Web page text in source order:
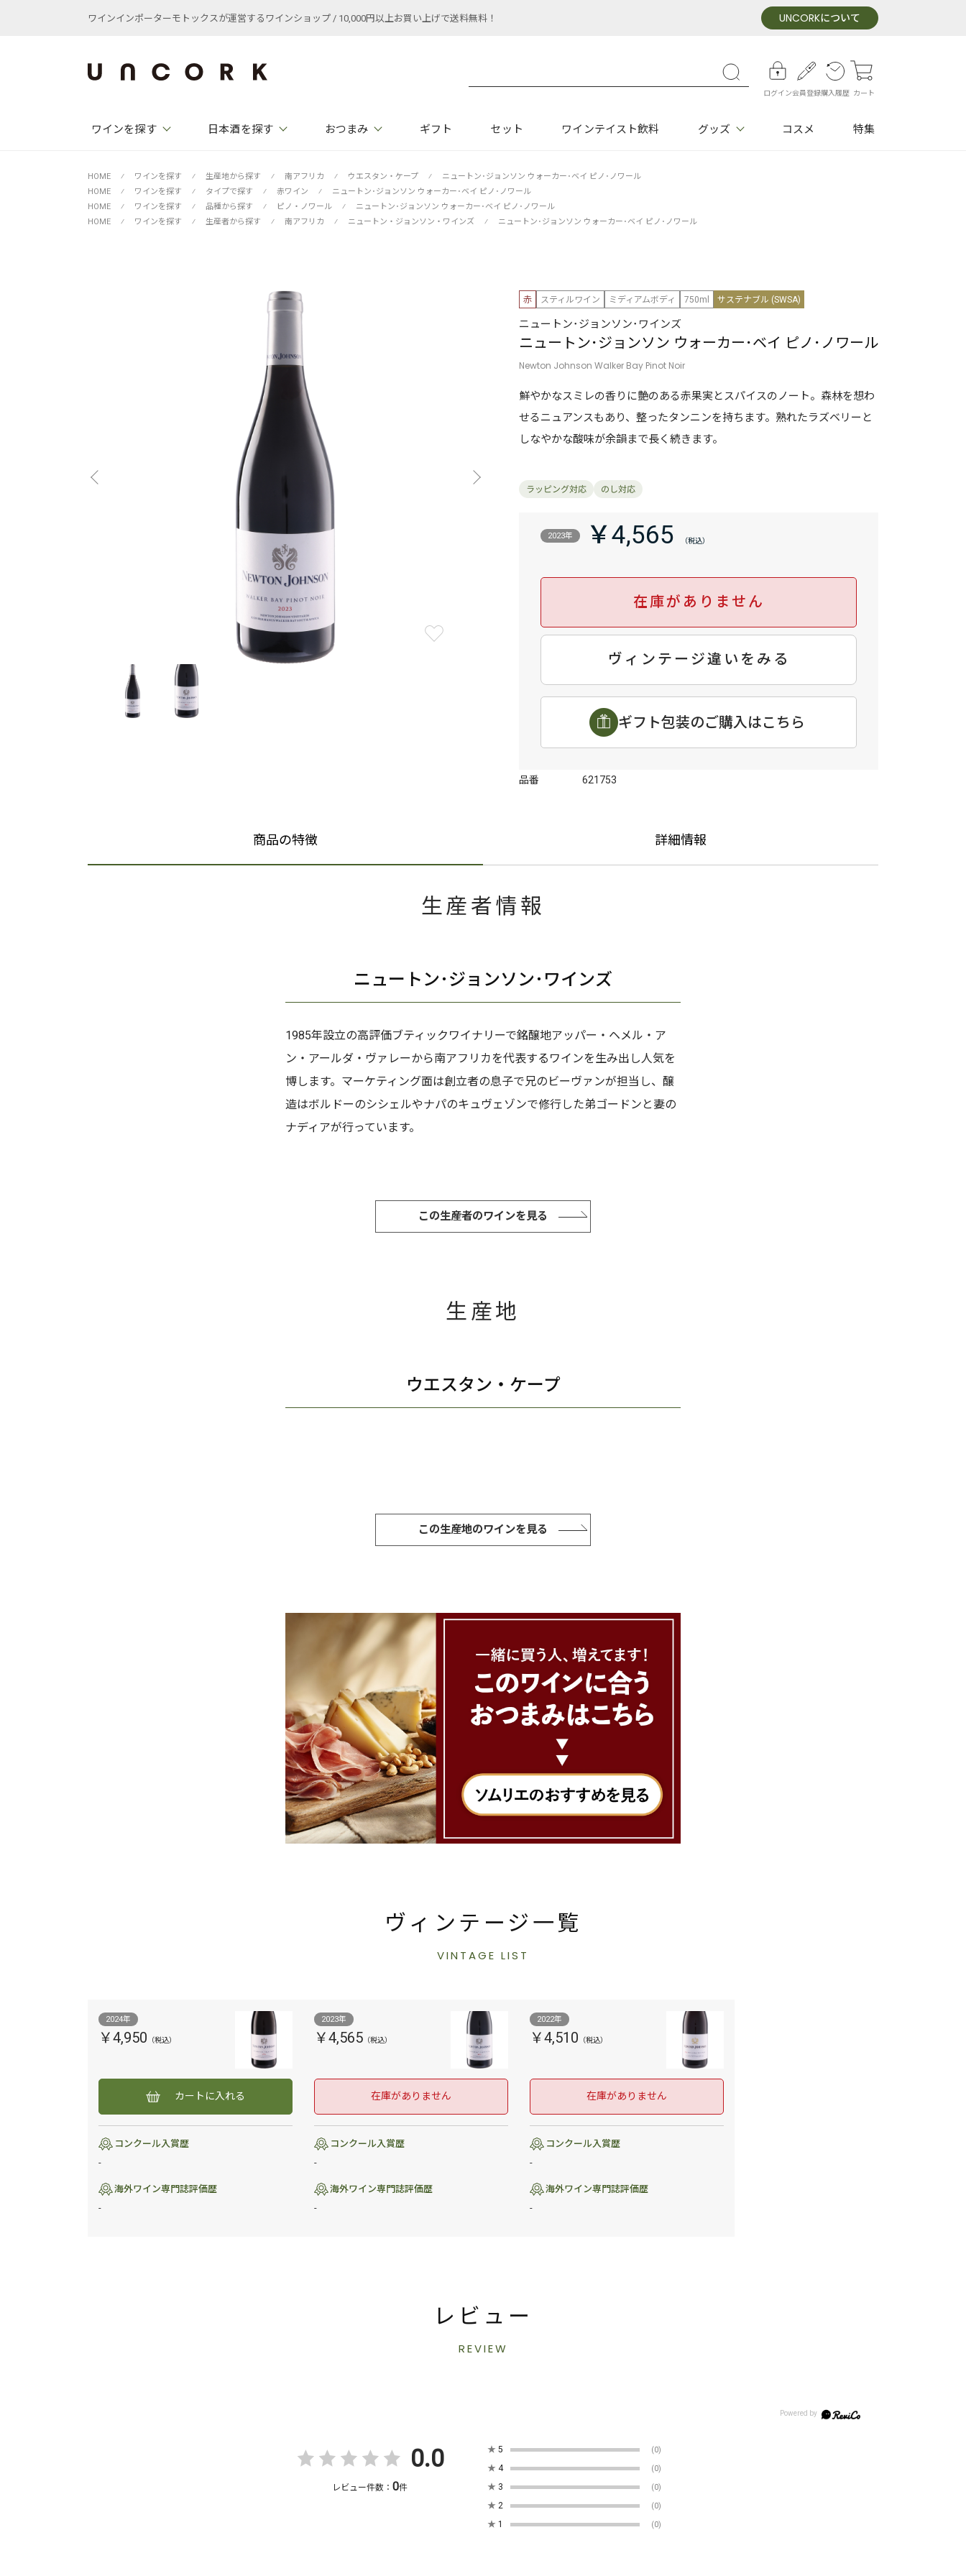
ワインインポーターモトックスが運営するワインショップ / 10,000円以上お買い上げで送料無料！ UNCORKについて
ログイン会員登録購入履歴 カート
ワインを探す 日本酒を探す おつまみ ギフト セット ワインテイスト飲料 グッズ コスメ 特集
HOME ⁄ ワインを探す ⁄ 生産地から探す ⁄ 南アフリカ ⁄ ウエスタン・ケープ ⁄
ニュートン･ジョンソン ウォーカー･ベイ ピノ･ノワール
HOME
⁄ ワインを探す ⁄ タイプで探す ⁄ 赤ワイン ⁄
ニュートン･ジョンソン ウォーカー･ベイ ピノ･ノワール
HOME
⁄ ワインを探す ⁄ 品種から探す ⁄ ピノ・ノワール ⁄
ニュートン･ジョンソン ウォーカー･ベイ ピノ･ノワール
HOME
⁄ ワインを探す ⁄ 生産者から探す ⁄ 南アフリカ ⁄ ニュートン・ジョンソン・ワインズ ⁄ ニュートン･ジョンソン ウォーカー･ベイ ピノ･ノワール
赤 スティルワイン ミディアムボディ 750ml サステナブル (SWSA)
ニュートン･ジョンソン･ワインズ
ニュートン･ジョンソン ウォーカー･ベイ ピノ･ノワール
Newton Johnson Walker Bay Pinot Noir
鮮やかなスミレの香りに艶のある赤果実とスパイスのノート。森林を想わ
せるニュアンスもあり、整ったタンニンを持ちます。熟れたラズベリーと
しなやかな酸味が余韻まで長く続きます。
2023年 ￥4,565
在庫がありません
ヴィンテージ違いをみる
ギフト包装のご購入はこちら
品番 621753
商品の特徴 詳細情報
生産者情報
ニュートン･ジョンソン･ワインズ
1985年設立の高評価ブティックワイナリーで銘醸地アッパー・ヘメル・ア
ン・アールダ・ヴァレーから南アフリカを代表するワインを生み出し人気を
博します。マーケティング面は創立者の息子で兄のビーヴァンが担当し、醸
造はボルドーのシシェルやナパのキュヴェゾンで修行した弟ゴードンと妻の
ナディアが行っています。
この生産者のワインを見る
生産地
ウエスタン・ケープ
この生産地のワインを見る
ヴィンテージ一覧
VINTAGE LIST
2024年
￥4,950
カートに入れる
コンクール入賞歴
-
海外ワイン専門誌評価歴
-
2023年
￥4,565
在庫がありません
コンクール入賞歴
-
海外ワイン専門誌評価歴
-
2022年
￥4,510
在庫がありません
コンクール入賞歴
-
海外ワイン専門誌評価歴
-
レビュー
REVIEW
0.0
レビュー件数： 0件
★ 5 (0)
★ 4 (0)
★ 3 (0)
★ 2 (0)
★ 1 (0)